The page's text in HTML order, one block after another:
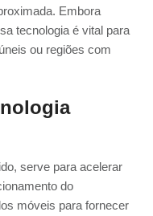
Embora
tecnologia é vital para
ou regiões com
serve para acelerar
do
móveis para fornecer